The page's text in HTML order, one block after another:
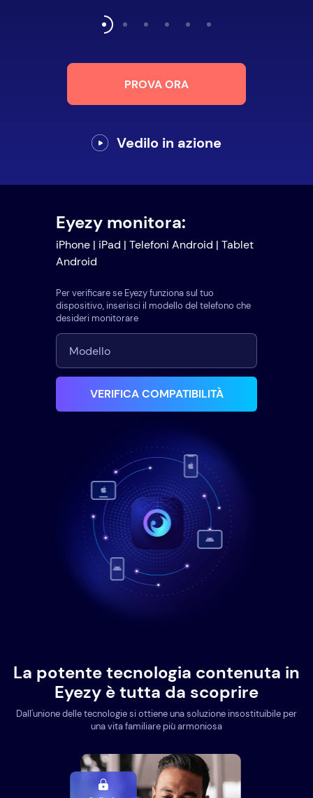
PROVA ORA
Vedilo in azione
Eyezy monitora:
iPhone | iPad | Telefoni Android | Tablet
Android
Per verificare se Eyezy funziona sul tuo
dispositivo, inserisci il modello del telefono che
desideri monitorare
VERIFICA COMPATIBILITÀ
La potente tecnologia contenuta in
Eyezy è tutta da scoprire
Dall'unione delle tecnologie si ottiene una soluzione insostituibile per
una vita familiare più armoniosa